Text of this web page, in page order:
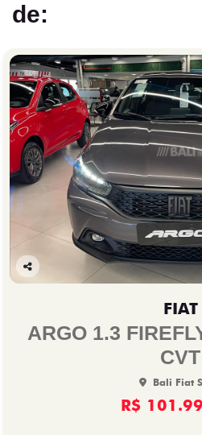
de:
Co
lhe
FIAT
ARGO 1.3
CVT
Bali Fiat
R$